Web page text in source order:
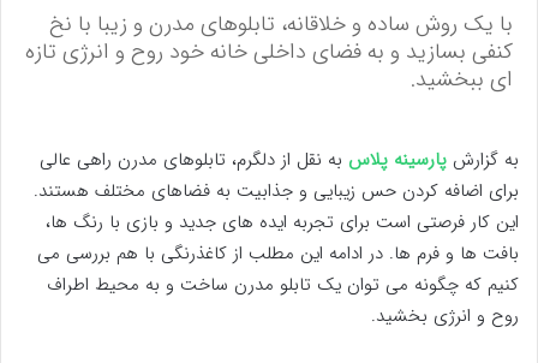
با یک روش ساده و خلاقانه، تابلوهای مدرن و زیبا با نخ
کنفی بسازید و به فضای داخلی خانه خود روح و انرژی تازه
ای ببخشید.
به گزارش پارسینه پلاس به نقل از دلگرم، تابلوهای مدرن راهی عالی
برای اضافه کردن حس زیبایی و جذابیت به فضاهای مختلف هستند.
این کار فرصتی است برای تجربه ایده های جدید و بازی با رنگ ها،
بافت ها و فرم ها. در ادامه این مطلب از کاغذرنگی با هم بررسی می
کنیم که چگونه می توان یک تابلو مدرن ساخت و به محیط اطراف
روح و انرژی بخشید.